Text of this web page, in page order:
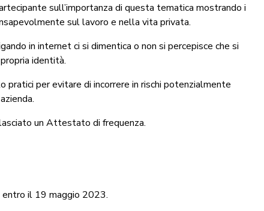
sull’importanza di questa tematica mostrando i
sul lavoro e nella vita privata.
in internet ci si dimentica o non si percepisce che si
identità.
pratici per evitare di incorrere in rischi potenzialmente
un Attestato di frequenza.
entro il 19 maggio 2023.